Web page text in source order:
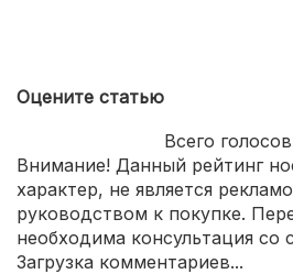
Оцените статью
Всего
Внимание! Данный рейтинг
характер, не является
руководством к покупке.
необходима консультация со
Загрузка комментариев...